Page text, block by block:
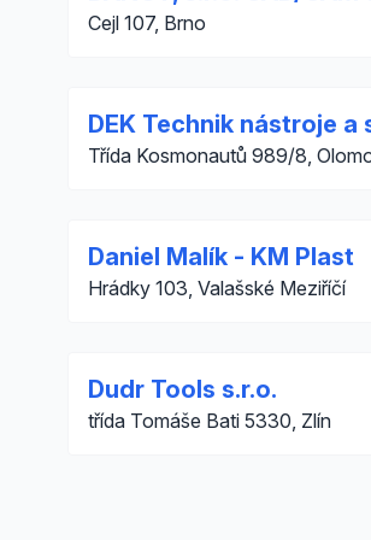
Cejl 107, Brno
DEK Technik nástroje a
Třída Kosmonautů 989/8,
Daniel Malík - KM Plast
Hrádky 103, Valašské Meziříčí
Dudr Tools s.r.o.
třída Tomáše Bati 5330, Zlín